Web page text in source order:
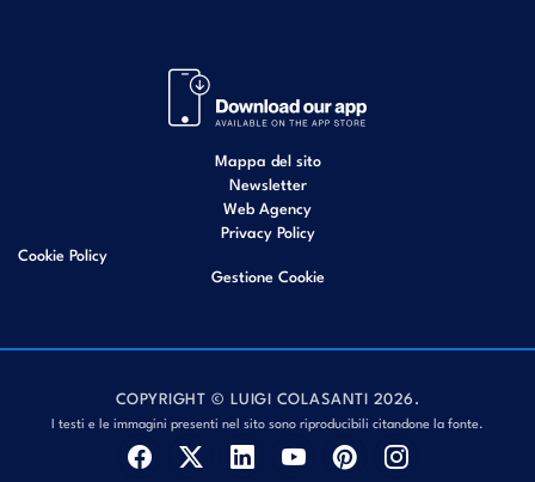
Mappa del sito
Newsletter
Web Agency
Privacy Policy
Cookie Policy
Gestione Cookie
COPYRIGHT © LUIGI COLASANTI 2026.
I testi e le immagini presenti nel sito sono riproducibili citandone la fonte.